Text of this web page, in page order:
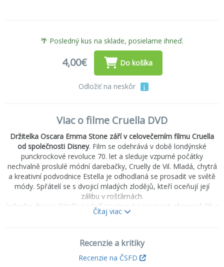
🌴 Posledný kus na sklade, posielame ihneď.
4,00€ Do košíka
Odložiť na neskôr
Viac o filme Cruella DVD
Držitelka Oscara Emma Stone září v celovečerním filmu Cruella
od společnosti Disney. Film se odehrává v době londýnské
punckrockové revoluce 70. let a sleduje vzpurné počátky
nechvalně proslulé módní darebačky, Cruelly de Vil. Mladá, chytrá
a kreativní podvodnice Estella je odhodlaná se prosadit ve světě
módy. Spřátelí se s dvojicí mladých zlodějů, kteří oceňují její
zálibu v rošťárnách.
Jednoho dne se Estelle podaří zaujmout pozornost ohromně šik a
děsivě haute módní legendy, baronky von Hellman, jenž ztvárnila
přijmout svou temnou stránku a stává se drsnou, módní a
pomstychtivou Cruellou.
Čítaj viac
Recenzie a kritiky
Recenzie na ČSFD